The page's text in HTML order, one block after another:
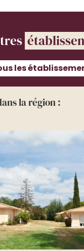
les
la région :